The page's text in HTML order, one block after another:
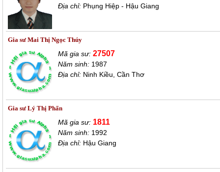
Địa chỉ: Phụng Hiệp - Hậu Giang
Gia sư Mai Thị Ngọc Thúy
Mã gia sư: 27507
Năm sinh: 1987
Địa chỉ: Ninh Kiều, Cần Thơ
Gia sư Lý Thị Phấn
Mã gia sư: 1811
Năm sinh: 1992
Địa chỉ: Hậu Giang